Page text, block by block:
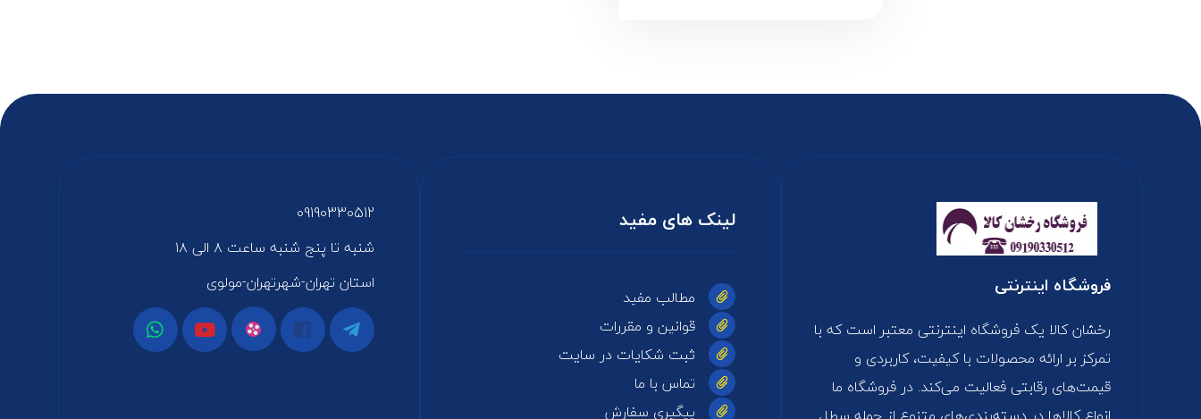
فروشگاه اینترنتی
رخشان کالا یک فروشگاه اینترنتی معتبر است که با
تمرکز بر ارائه محصولات با کیفیت، کاربردی و
قیمت‌های رقابتی فعالیت می‌کند. در فروشگاه ما
لینک های مفید
مطالب مفید
قوانین و مقررات
ثبت شکایات در سایت
تماس با ما
پیگیری سفارش
09190330512
شنبه تا پنج شنبه ساعت ۸ الی ۱۸
استان تهران-شهرتهران-مولوی